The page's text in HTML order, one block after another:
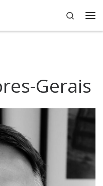
Search
Gerais